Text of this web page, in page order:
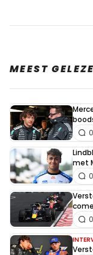
MEEST
0
met
0
0